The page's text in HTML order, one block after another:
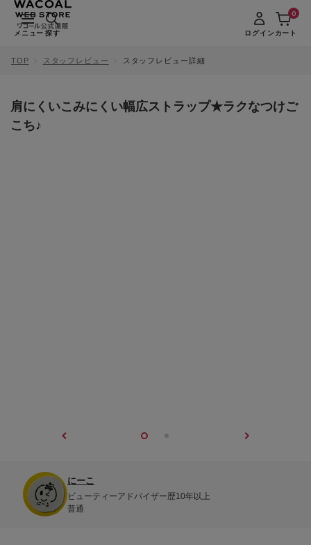
メニュー 探す ログインカート
0
TOP スタッフレビュー スタッフレビュー詳細
肩にくいこみにくい幅広ストラップ★ラクなつけご
こち♪
にーこ
ビューティーアドバイザー歴10年以上
普通